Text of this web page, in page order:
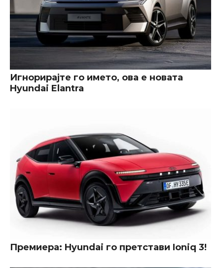
Игнорирајте го името, ова е новата
Hyundai Elantra
Премиера: Hyundai го претстави Ioniq 3!